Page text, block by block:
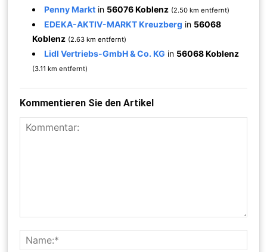
Penny Markt in 56076 Koblenz (2.50 km entfernt)
EDEKA-AKTIV-MARKT Kreuzberg in 56068
Koblenz (2.63 km entfernt)
Lidl Vertriebs-GmbH & Co. KG in 56068 Koblenz
(3.11 km entfernt)
Kommentieren Sie den Artikel